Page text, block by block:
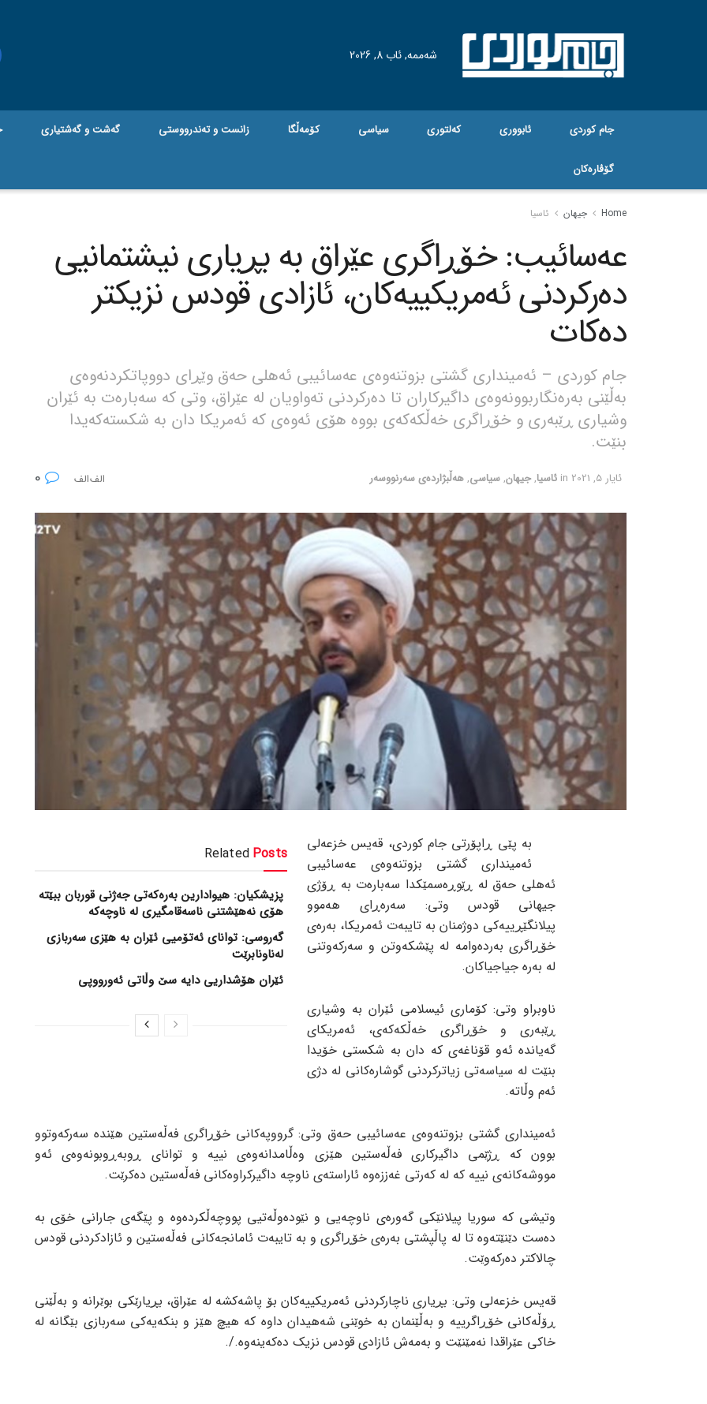
شەممە, ئاب 8, 2026
جام کوردی ئابووری کەلتوری سیاسی کۆمەڵگا زانست و تەندرووستی گه‌شت و گه‌شتیاری
گۆڤاره‌کان
Home جیهان ئاسیا
عەسائیب: خۆڕاگری عێراق بە بڕیاری نیشتمانیی
دەرکردنی ئەمریکییەکان، ئازادی قودس نزیکتر
دەکات
جام کوردی – ئەمینداری گشتی بزوتنەوەی عەسائیبی ئەهلی حەق وێڕای دووپاتکردنەوەی
بەڵێنی بەرەنگاربوونەوەی داگیرکاران تا دەرکردنی تەواویان لە عێراق، وتی کە سەبارەت بە ئێران
وشیاری ڕێبەری و خۆڕاگری خەڵکەکەی بووە هۆی ئەوەی کە ئەمریکا دان بە شکستەکەیدا
بنێت.
ئایار 5, 2021 in ئاسیا,جیهان,سیاسی,هەڵبژاردەی سەرنووسەر
Related Posts
پزیشکیان: هیوادارین بەرەکەتی جەژنی قوربان ببێتە
هۆی نەهێشتنی ناسەقامگیری لە ناوچەکە
گەروسی: توانای ئەتۆمیی ئێران بە هێزی سەربازی
لەناونابرێت
ئێران هۆشداریی دایە سێ وڵاتی ئەورووپی
بە پێی ڕاپۆرتی جام کوردی، قەیس خزعەلی
ئەمینداری گشتی بزوتنەوەی عەسائیبی
ئەهلی حەق لە ڕێوڕەسمێکدا سەبارەت بە ڕۆژی
جیهانی قودس وتی: سەرەڕای هەموو
پیلانگێڕییەکی دوژمنان بە تایبەت ئەمریکا، بەرەی
خۆڕاگری بەردەوامە لە پێشکەوتن و سەرکەوتنی
لە بەرە جیاجیاکان.
ناوبراو وتی: کۆماری ئیسلامی ئێران بە وشیاری
ڕێبەری و خۆڕاگری خەڵکەکەی، ئەمریکای
گەیاندە ئەو قۆناغەی کە دان بە شکستی خۆیدا
بنێت لە سیاسەتی زیاترکردنی گوشارەکانی لە دژی
ئەم وڵاتە.
ئەمینداری گشتی بزوتنەوەی عەسائیبی حەق وتی: گرووپەکانی خۆڕاگری فەڵەستین هێندە سەرکەوتوو
بوون کە ڕژێمی داگیرکاری فەڵەستین هێزی وەڵامدانەوەی نییە و توانای ڕوبەڕوبونەوەی ئەو
مووشەکانەی نییە کە لە کەرتی غەززەوە ئاراستەی ناوچە داگیرکراوەکانی فەڵەستین دەکرێت.
وتیشی کە سوریا پیلانێکی گەورەی ناوچەیی و نێودەوڵەتیی پووچەڵکردەوە و پێگەی جارانی خۆی بە
دەست دێنێتەوە تا لە پاڵپشتی بەرەی خۆڕاگری و بە تایبەت ئامانجەکانی فەڵەستین و ئازادکردنی قودس
چالاکتر دەرکەوێت.
قەیس خزعەلی وتی: بڕیاری ناچارکردنی ئەمریکییەکان بۆ پاشەکشە لە عێراق، بڕیارێکی بوێرانە و بەڵێنی
ڕۆڵەکانی خۆڕاگرییە و بەڵێنمان بە خوێنی شەهیدان داوە کە هیچ هێز و بنکەیەکی سەربازی بێگانە لە
خاکی عێراقدا نەمێنێت و بەمەش ئازادی قودس نزیک دەکەینەوە./.